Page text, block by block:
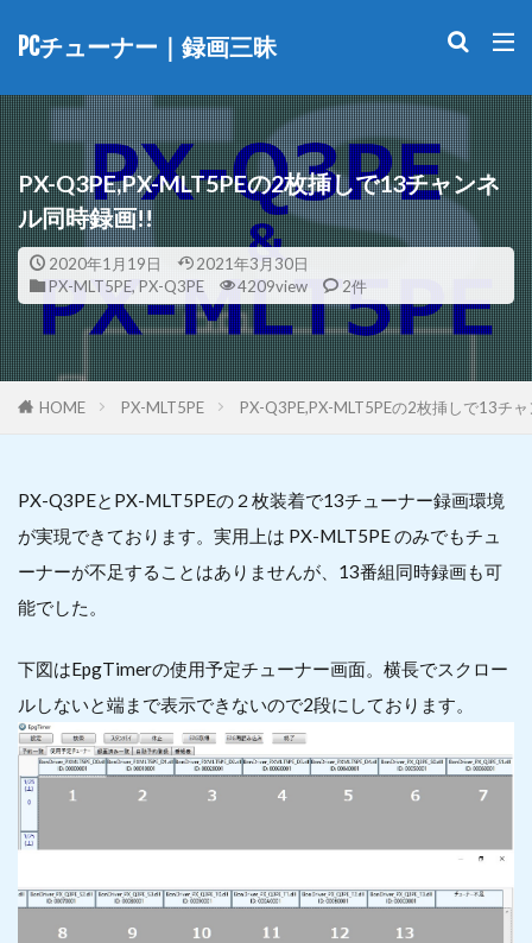
PCチューナー｜録画三昧
PX-Q3PE,PX-MLT5PEの2枚挿しで13チャンネ
ル同時録画!!
2020年1月19日
2021年3月30日
PX-MLT5PE, PX-Q3PE 4209view 2件
HOME PX-MLT5PE PX-Q3PE,PX-MLT5PEの2枚挿しで13チ
PX-Q3PEとPX-MLT5PEの２枚装着で13チューナー録画環境
が実現できております。実用上は PX-MLT5PE のみでもチュ
ーナーが不足することはありませんが、13番組同時録画も可
能でした。
下図はEpgTimerの使用予定チューナー画面。横長でスクロー
ルしないと端まで表示できないので2段にしております。